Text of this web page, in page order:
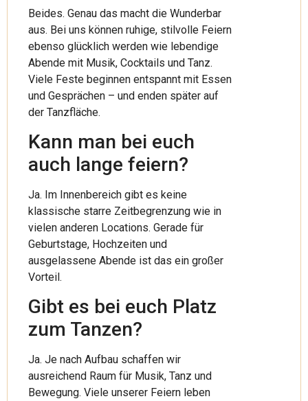
Beides. Genau das macht die Wunderbar
aus. Bei uns können ruhige, stilvolle Feiern
ebenso glücklich werden wie lebendige
Abende mit Musik, Cocktails und Tanz.
Viele Feste beginnen entspannt mit Essen
und Gesprächen – und enden später auf
der Tanzfläche.
Kann man bei euch
auch lange feiern?
Ja. Im Innenbereich gibt es keine
klassische starre Zeitbegrenzung wie in
vielen anderen Locations. Gerade für
Geburtstage, Hochzeiten und
ausgelassene Abende ist das ein großer
Vorteil.
Gibt es bei euch Platz
zum Tanzen?
Ja. Je nach Aufbau schaffen wir
ausreichend Raum für Musik, Tanz und
Bewegung. Viele unserer Feiern leben